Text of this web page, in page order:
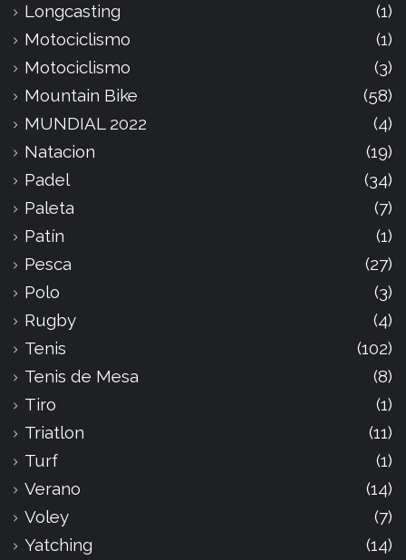
Longcasting
(1)
Motociclismo
(1)
Motociclismo
(3)
Mountain Bike
(58)
MUNDIAL 2022
(4)
Natacion
(19)
Padel
(34)
Paleta
(7)
Patín
(1)
Pesca
(27)
Polo
(3)
Rugby
(4)
Tenis
(102)
Tenis de Mesa
(8)
Tiro
(1)
Triatlon
(11)
Turf
(1)
Verano
(14)
Voley
(7)
Yatching
(14)